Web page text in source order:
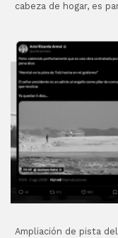
cabeza de hogar, es
Ampliación de pista